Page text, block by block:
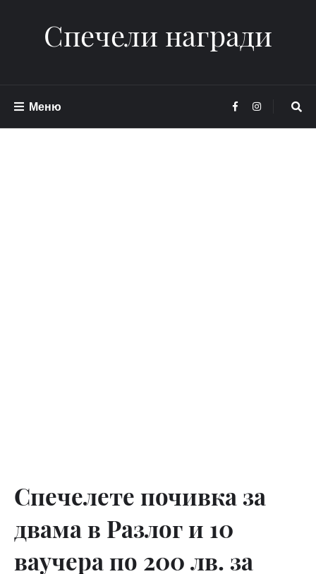
Спечели награди
Меню
Спечелете почивка за
двама в Разлог и 10
ваучера по 200 лв. за